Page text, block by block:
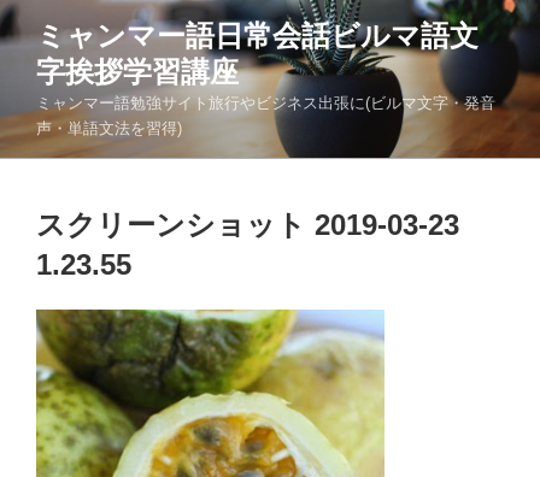
コ
ン
へ
ミャンマー語日常会話ビルマ語文
字挨拶学習講座
ミャンマー語勉強サイト旅行やビジネス出張に(ビルマ文字・発音
声・単語文法を習得)
スクリーンショット 2019-03-23
1.23.55